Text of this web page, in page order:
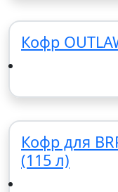
Кофр
Кофр для
(115 л)